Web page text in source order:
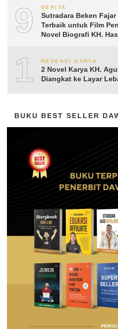
9 BERITA
Sutradara Beken
Terbaik untuk Film
Novel Biografi KH.
10RESENSI KARYA
2 Novel Karya KH.
Diangkat ke Layar
BUKU BEST SELLER